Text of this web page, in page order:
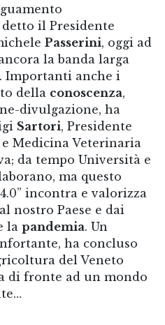
il Presidente
Passerini, oggi ad
la banda larga
Importanti anche i
della conoscenza,
divulgazione, ha
Sartori, Presidente
Medicina Veterinaria
da tempo Università e
ma questo
incontra e valorizza
nostro Paese e dai
la pandemia. Un
ha concluso
del Veneto
di fronte ad un mondo